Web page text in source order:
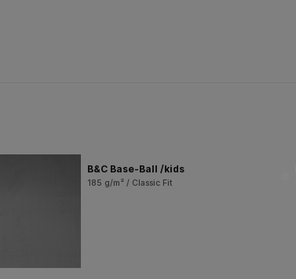
B&C Base-Ball /kids
185 g/m² / Classic Fit